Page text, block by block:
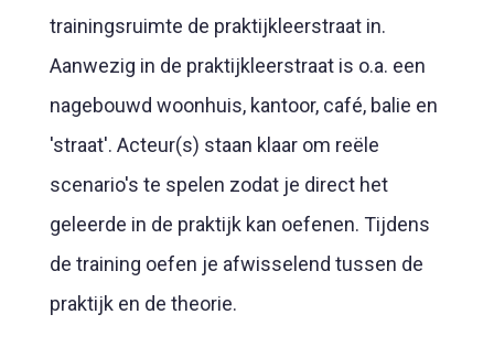
trainingsruimte de praktijkleerstraat in.
Aanwezig in de praktijkleerstraat is o.a. een
nagebouwd woonhuis, kantoor, café, balie en
'straat'. Acteur(s) staan klaar om reële
scenario's te spelen zodat je direct het
geleerde in de praktijk kan oefenen. Tijdens
de training oefen je afwisselend tussen de
praktijk en de theorie.